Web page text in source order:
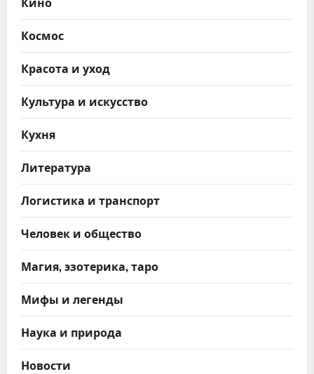
Космос
Красота и уход
Культура и искусство
Кухня
Литература
Логистика и транспорт
Человек и общество
Магия, эзотерика, таро
Мифы и легенды
Наука и природа
Новости